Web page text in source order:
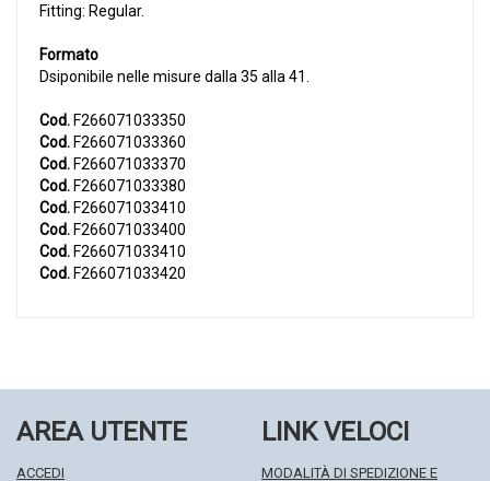
Fitting: Regular.
Formato
Dsiponibile nelle misure dalla 35 alla 41.
Cod. F266071033350
Cod. F266071033360
Cod. F266071033370
Cod. F266071033380
Cod. F266071033410
Cod. F266071033400
Cod. F266071033410
Cod. F266071033420
AREA UTENTE
ACCEDI
LINK VELOCI
MODALITÀ DI SPEDIZIONE E